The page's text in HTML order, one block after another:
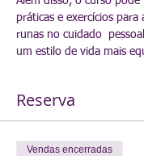
práticas e exercícios para
runas no cuidado
um estilo de vida mais
Reserva
Vendas encerradas